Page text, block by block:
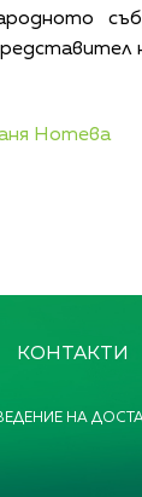
Нотева
КОНТАКТИ
НА